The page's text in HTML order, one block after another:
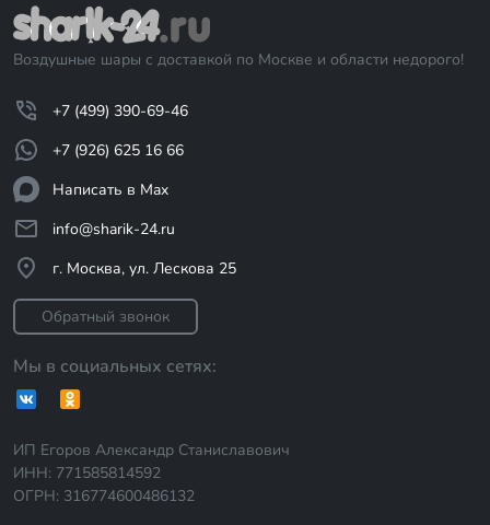
Воздушные шары с доставкой по Москве и области недорого!
+7 (499) 390-69-46
+7 (926) 625 16 66
Написать в Max
info@sharik-24.ru
г. Москва, ул. Лескова 25
Обратный звонок
Мы в социальных сетях:
ИП Егоров Александр Станиславович
ИНН: 771585814592
ОГРН: 316774600486132